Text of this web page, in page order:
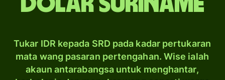
Tukar IDR kepada SRD pada kadar pertukaran
mata wang pasaran pertengahan. Wise ialah
akaun antarabangsa untuk menghantar,